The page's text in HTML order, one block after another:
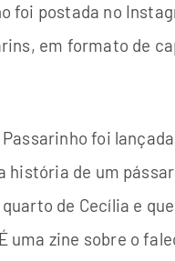
foi postada no
em formato de
foi
história de um
de Cecília e
uma zine sobre o